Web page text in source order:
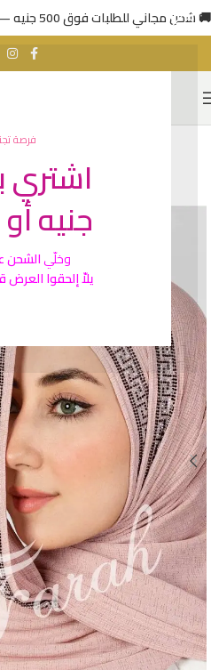
فرصة
جنيه
وخلّيالشحن
يلاّ إلحقوا العرض
🚚 شحن مجاني للطلبات فوق 500 جنيه — عرض محدود 🔥